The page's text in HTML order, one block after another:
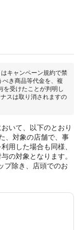
キャンペーン規約で禁
べき商品等代金を、複
を受けたことが判明し
スは取り消されますの
いて、以下のとおり
、対象の店舗で、事
用した場合も同様、
の対象となります。
プ除き、店頭でのお